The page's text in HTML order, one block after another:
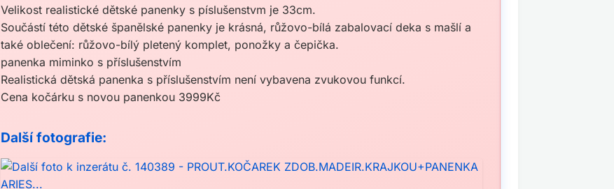
Velikost realistické dětské panenky s píslušenstvm je 33cm.
Součástí této dětské španělské panenky je krásná, růžovo-bílá zabalovací deka s mašlí a
také oblečení: růžovo-bílý pletený komplet, ponožky a čepička.
panenka miminko s příslušenstvím
Realistická dětská panenka s příslušenstvím není vybavena zvukovou funkcí.
Cena kočárku s novou panenkou 3999Kč
Další fotografie: